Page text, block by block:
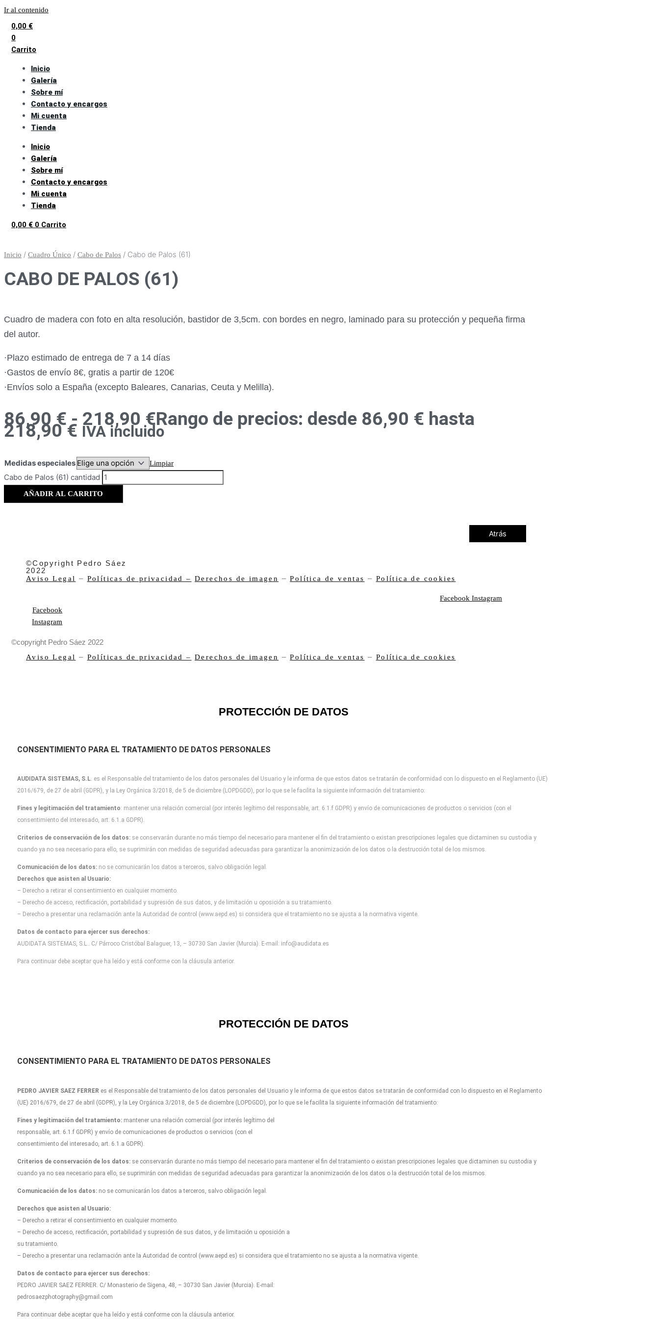
Ir al contenido
0,00 €
0
Carrito
Inicio
Galería
Sobre mí
Contacto y encargos
Mi cuenta
Tienda
Inicio
Galería
Sobre mí
Contacto y encargos
Mi cuenta
Tienda
0,00 € 0 Carrito
Inicio / Cuadro Único / Cabo de Palos / Cabo de Palos (61)
CABO DE PALOS (61)
Cuadro de madera con foto en alta resolución, bastidor de 3,5cm. con bordes en negro, laminado para su protección y pequeña firma
del autor.
·Plazo estimado de entrega de 7 a 14 días
·Gastos de envío 8€, gratis a partir de 120€
·Envíos solo a España (excepto Baleares, Canarias, Ceuta y Melilla).
86,90€ - 218,90 €Rango de precios: desde 86,90 € hasta
218,90 € IVA incluido
Medidas especiales Limpiar
Cabo de Palos (61) cantidad
AÑADIR AL CARRITO
Atrás
©Copyright Pedro Sáez
2022
Aviso Legal – Políticas de privacidad – Derechos de imagen –Política de ventas – Política de cookies
Facebook Instagram
Facebook
Instagram
©copyright Pedro Sáez 2022
Aviso Legal – Políticas de privacidad – Derechos de imagen –Política de ventas – Política de cookies
PROTECCIÓN DE DATOS
CONSENTIMIENTO PARA EL TRATAMIENTO DE DATOS PERSONALES
AUDIDATA SISTEMAS, S.L es el Responsable del tratamiento de los datos personales del Usuario y le informa de que estos datos se tratarán de conformidad con lo dispuesto en el Reglamento (UE)
2016/679, de 27 de abril (GDPR), y la Ley Orgánica 3/2018, de 5 de diciembre (LOPDGDD), por lo que se le facilita la siguiente información del tratamiento:
Fines y legitimación del tratamiento: mantener una relación comercial (por interés legítimo del responsable, art. 6.1.f GDPR) y envío de comunicaciones de productos o servicios (con el
consentimiento del interesado, art. 6.1.a GDPR).
Criterios de conservación de los datos: se conservarán durante no más tiempo del necesario para mantener el fin del tratamiento o existan prescripciones legales que dictaminen su custodia y
cuando ya no sea necesario para ello, se suprimirán con medidas de seguridad adecuadas para garantizar la anonimización de los datos o la destrucción total de los mismos.
Comunicación de los datos: no se comunicarán los datos a terceros, salvo obligación legal.
Derechos que asisten al Usuario:
– Derecho a retirar el consentimiento en cualquier momento.
– Derecho de acceso, rectificación, portabilidad y supresión de sus datos, y de limitación u oposición a su tratamiento.
– Derecho a presentar una reclamación ante la Autoridad de control (www.aepd.es) si considera que eltratamiento no se ajusta a la normativa vigente.
Datos de contacto para ejercer sus derechos:
AUDIDATA SISTEMAS, S.L.. C/ Párroco Cristóbal Balaguer, 13, – 30730 San Javier (Murcia). E-mail: info@audidata.es
Para continuar debe aceptar que ha leído y está conforme con la cláusula anterior.
PROTECCIÓN DE DATOS
CONSENTIMIENTO PARA EL TRATAMIENTO DE DATOS PERSONALES
PEDRO JAVIER SAEZ FERRER es el Responsable del tratamiento de los datos personales del Usuario y le informa de que estos datos se tratarán de conformidad con lo dispuesto en el Reglamento
(UE) 2016/679, de 27 de abril (GDPR), y la Ley Orgánica 3/2018, de 5 de diciembre (LOPDGDD), por lo que se le facilita la siguiente información del tratamiento:
Fines y legitimación del tratamiento: mantener una relación comercial (por interés legítimo del
responsable, art. 6.1.f GDPR) y envío de comunicaciones de productos o servicios (con el
consentimiento del interesado, art. 6.1.a GDPR).
Criterios de conservación de los datos: se conservarán durante no más tiempo del necesario para mantener el fin del tratamiento o existan prescripciones legales que dictaminen su custodia y
cuando ya no sea necesario para ello, se suprimirán con medidas de seguridad adecuadas para garantizar la anonimización de los datos o la destrucción total de los mismos.
Comunicación de los datos: no se comunicarán los datos a terceros, salvo obligación legal.
Derechos que asisten al Usuario:
– Derecho a retirar el consentimiento en cualquier momento.
– Derecho de acceso, rectificación, portabilidad y supresión de sus datos, y de limitación u oposición a
su tratamiento.
– Derecho a presentar una reclamación ante la Autoridad de control (www.aepd.es) si considera que el tratamiento no se ajusta a la normativa vigente.
Datos de contacto para ejercer sus derechos:
PEDRO JAVIER SAEZ FERRER. C/ Monasterio de Sigena, 48, – 30730 San Javier (Murcia). E-mail:
pedrosaezphotography@gmail.com
Para continuar debe aceptar que ha leído y está conforme con la cláusula anterior.